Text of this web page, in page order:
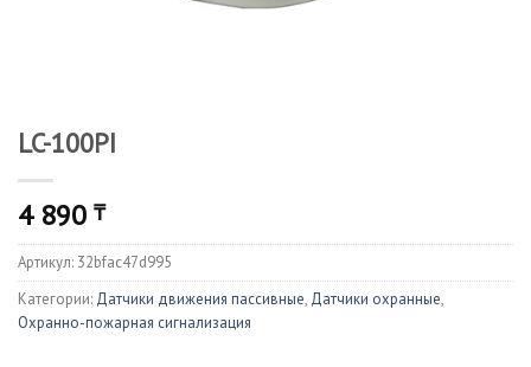
LC-100PI
4 890 ₸
Артикул: 32bfac47d995
Категории: Датчики движения пассивные, Датчики охранные,
Охранно-пожарная сигнализация